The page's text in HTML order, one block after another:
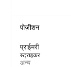
पोज़ीशन
प्राईमरी
स्ट्राइकर
अन्य